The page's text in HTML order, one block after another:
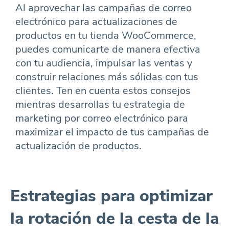
Al aprovechar las campañas de correo
electrónico para actualizaciones de
productos en tu tienda WooCommerce,
puedes comunicarte de manera efectiva
con tu audiencia, impulsar las ventas y
construir relaciones más sólidas con tus
clientes. Ten en cuenta estos consejos
mientras desarrollas tu estrategia de
marketing por correo electrónico para
maximizar el impacto de tus campañas de
actualización de productos.
Estrategias para optimizar
la rotación de la cesta de la